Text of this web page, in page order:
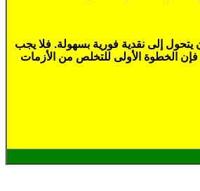
إلى نقدية فورية بسهولة. فلا يجب
فإن الخطوة الأولى للتخلص من الأزمات